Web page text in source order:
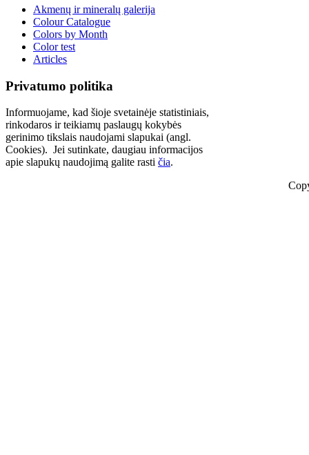
Akmenų ir mineralų galerija
Colour Catalogue
Colors by Month
Color test
Articles
Privatumo politika
Informuojame, kad šioje svetainėje statistiniais,
rinkodaros ir teikiamų paslaugų kokybės
gerinimo tikslais naudojami slapukai (angl.
Cookies). Jei sutinkate, daugiau informacijos
apie slapukų naudojimą galite rasti čia.